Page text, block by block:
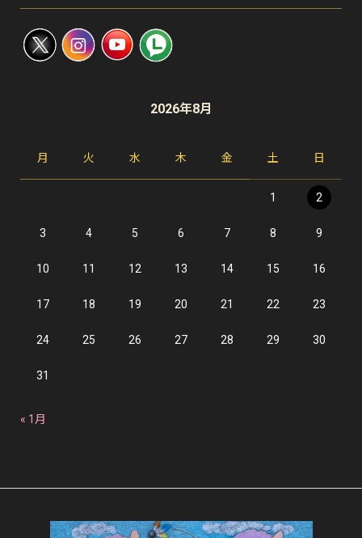
2026年8月
月 火 水 木 金 土 日
1 2
3 4 5 6 7 8 9
10 11 12 13 14 15 16
17 18 19 20 21 22 23
24 25 26 27 28 29 30
31
« 1月